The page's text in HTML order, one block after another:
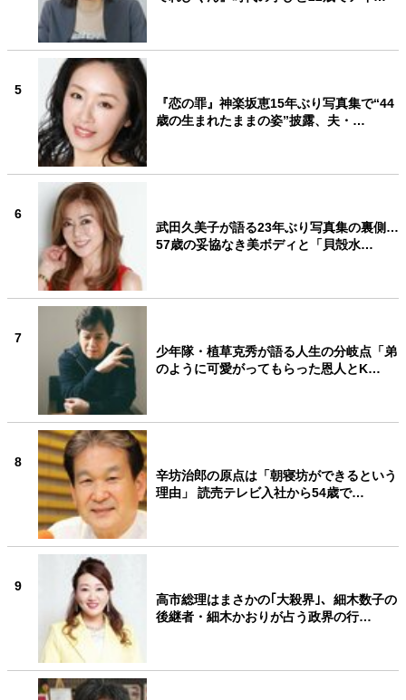
5
『恋の罪』神楽坂恵15年ぶり写真集で“44
歳の生まれたままの姿”披露、夫・…
6
武田久美子が語る23年ぶり写真集の裏側…
57歳の妥協なき美ボディと「貝殻水…
7
少年隊・植草克秀が語る人生の分岐点「弟
のように可愛がってもらった恩人とK…
8
辛坊治郎の原点は「朝寝坊ができるという
理由」 読売テレビ入社から54歳で…
9
高市総理はまさかの｢大殺界｣、細木数子の
後継者・細木かおりが占う政界の行…